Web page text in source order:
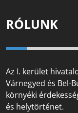
RÓLUNK
Az I. kerület
Várnegyed és Bel-
környéki
és helytörténet.